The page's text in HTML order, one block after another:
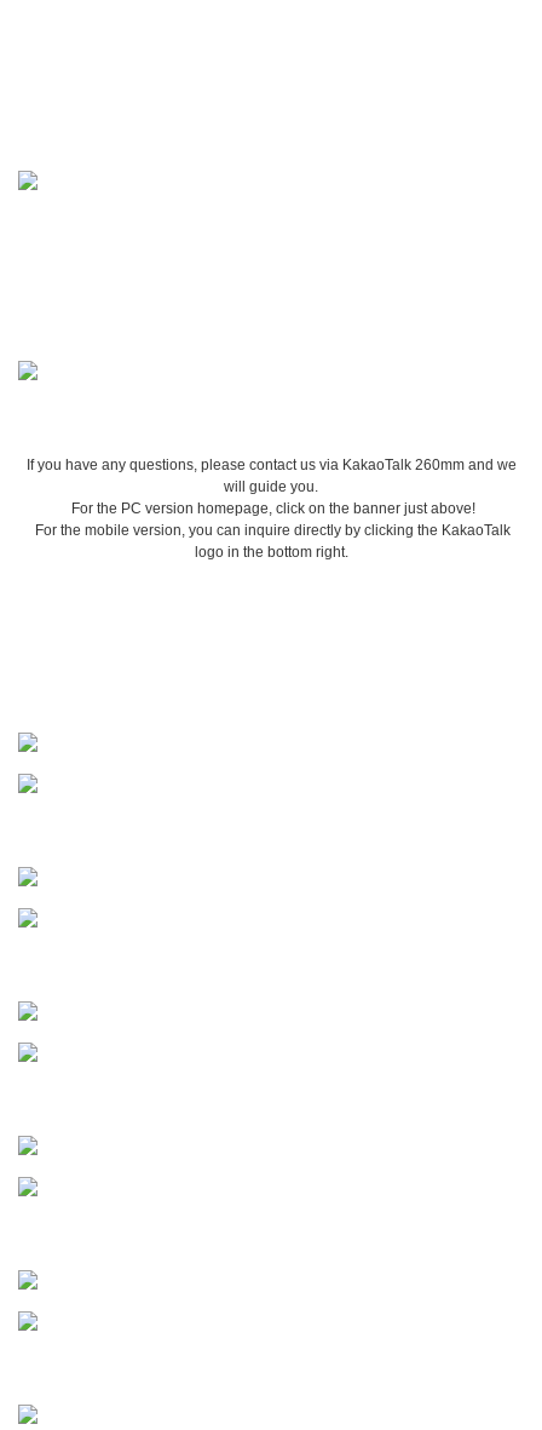
If you have any questions, please contact us via KakaoTalk 260mm and we
will guide you.
For the PC version homepage, click on the banner just above!
For the mobile version, you can inquire directly by clicking the KakaoTalk
logo in the bottom right.